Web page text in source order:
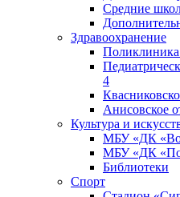
Средние
Здравоохранение
4
Анисовское
Культура и
МБУ «ДК
МБУ «ДК
Библиотеки
Спорт